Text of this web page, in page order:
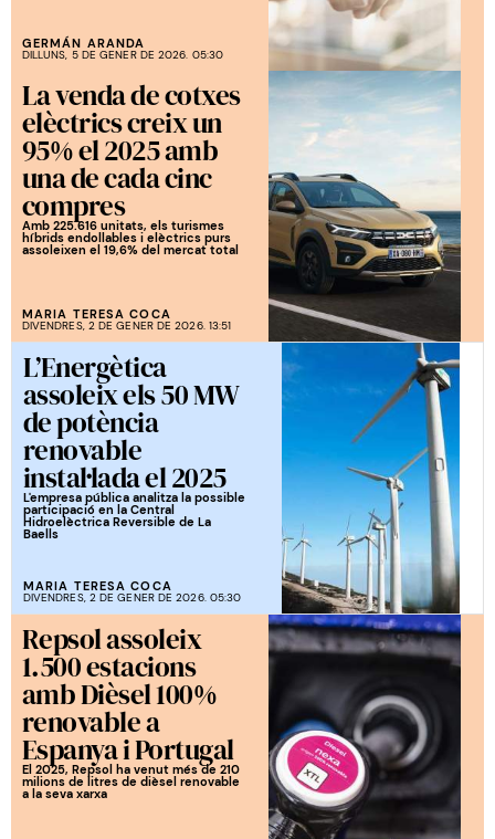
GERMÁN ARANDA
DILLUNS, 5 DE GENER DE 2026. 05:30
La venda de cotxes
elèctrics creix un
95% el 2025 amb
una de cada cinc
compres
Amb 225.616 unitats, els turismes
híbrids endollables i elèctrics purs
assoleixen el 19,6% del mercat total
MARIA TERESA COCA
DIVENDRES, 2 DE GENER DE 2026. 13:51
L’Energètica
assoleix els 50 MW
de potència
renovable
instal·lada el 2025
L'empresa pública analitza la possible
participació en la Central
Hidroelèctrica Reversible de La
Baells
MARIA TERESA COCA
DIVENDRES, 2 DE GENER DE 2026. 05:30
Repsol assoleix
1.500 estacions
amb Dièsel 100%
renovable a
Espanya i Portugal
El 2025, Repsol ha venut més de 210
milions de litres de dièsel renovable
a la seva xarxa